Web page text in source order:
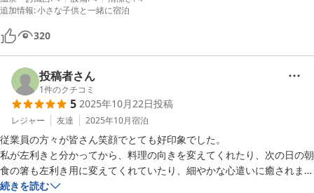
す。
普段リピートすることはあまりありませんが、ここにはまた泊まりたい
です！
味く和みの時間でした。スタッフ皆様、お世話になり、癒しの時間。あ
追加情報:小さな子供と一緒に宿泊
320
投稿者さん
1件のクチコミ
5 2025年10月22日投稿
レジャー 友達 2025年10月宿泊
従業員の方々が皆さん笑顔でとても好印象でした。
私が左利きと分かってから、料理の向きを変えてくれたり、次の日の朝
食の箸も左利き用に変えてくれていたり、細やかな心遣いに癒されまし
た。
続きを読む